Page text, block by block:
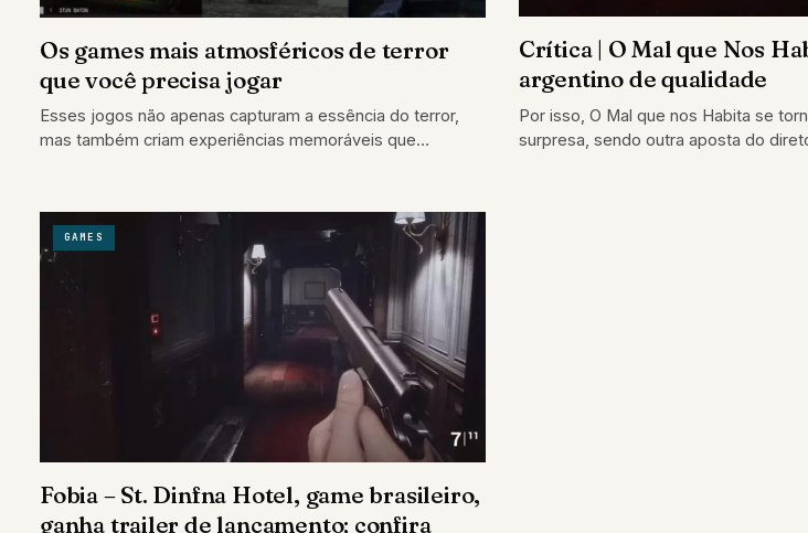
Os games mais atmosféricos de terror
que você precisa jogar
Esses jogos não apenas capturam a essência do terror,
mas também criam experiências memoráveis que
Crítica | O Mal que Nos
argentino de qualidade
Por isso, O Mal que nos Habita se
surpresa, sendo outra aposta do
GAMES
Fobia – St. Dinfna Hotel, game brasileiro,
ganha trailer de lançamento; confira